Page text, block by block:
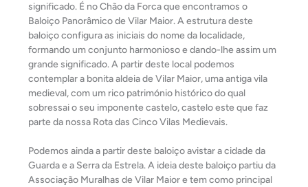
significado. É no Chão da Forca que encontramos o
Baloiço Panorâmico de Vilar Maior. A estrutura deste
baloiço configura as iniciais do nome da localidade,
formando um conjunto harmonioso e dando-lhe assim um
grande significado. A partir deste local podemos
contemplar a bonita aldeia de Vilar Maior, uma antiga vila
medieval, com um rico património histórico do qual
sobressai o seu imponente castelo, castelo este que faz
parte da nossa Rota das Cinco Vilas Medievais.
Podemos ainda a partir deste baloiço avistar a cidade da
Guarda e a Serra da Estrela. A ideia deste baloiço partiu da
Associação Muralhas de Vilar Maior e tem como principal